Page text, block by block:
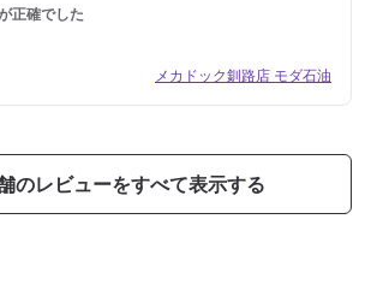
正確でした
メカドック釧路店 モダ石油
のレビューをすべて表示する